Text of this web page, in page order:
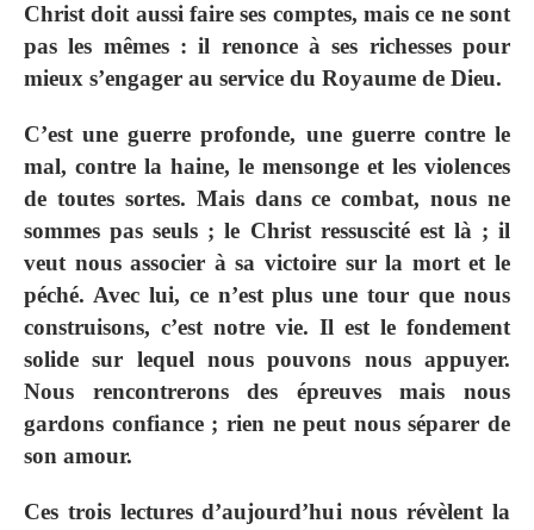
Christ doit aussi faire ses comptes, mais ce ne sont
pas les mêmes : il renonce à ses richesses pour
mieux s’engager au service du Royaume de Dieu.
C’est une guerre profonde, une guerre contre le
mal, contre la haine, le mensonge et les violences
de toutes sortes. Mais dans ce combat, nous ne
sommes pas seuls ; le Christ ressuscité est là ; il
veut nous associer à sa victoire sur la mort et le
péché. Avec lui, ce n’est plus une tour que nous
construisons, c’est notre vie. Il est le fondement
solide sur lequel nous pouvons nous appuyer.
Nous rencontrerons des épreuves mais nous
gardons confiance ; rien ne peut nous séparer de
son amour.
Ces trois lectures d’aujourd’hui nous révèlent la